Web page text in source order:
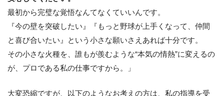
最初から完璧な覚悟なんてなくていいんです。
『今の壁を突破したい』『もっと野球が上手くなって、仲間
と喜び合いたい』という小さな願いさえあれば十分です。
その小さな火種を、誰もが羨むような“本気の情熱”に変えるの
が、プロである私の仕事ですから。」
大変恐縮ですが、以下のようなお考えの方は、私の指導を受